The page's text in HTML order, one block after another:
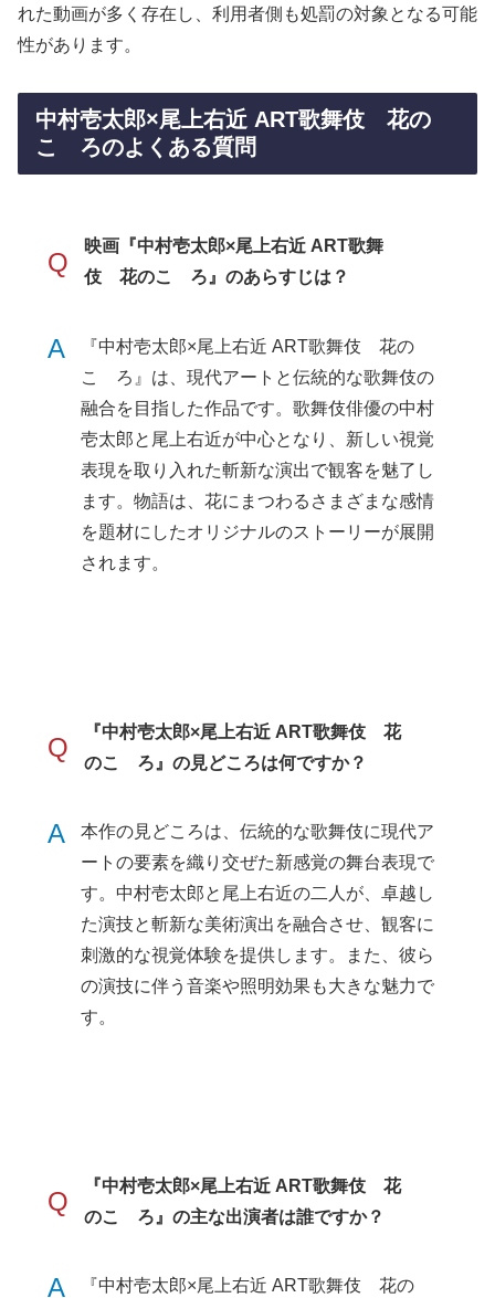
れた動画が多く存在し、利用者側も処罰の対象となる可能
性があります。
中村壱太郎×尾上右近 ART歌舞伎 花の
こゝろのよくある質問
Q
映画『中村壱太郎×尾上右近 ART歌舞
伎 花のこゝろ』のあらすじは？
A
『中村壱太郎×尾上右近 ART歌舞伎 花の
こゝろ』は、現代アートと伝統的な歌舞伎の
融合を目指した作品です。歌舞伎俳優の中村
壱太郎と尾上右近が中心となり、新しい視覚
表現を取り入れた斬新な演出で観客を魅了し
ます。物語は、花にまつわるさまざまな感情
を題材にしたオリジナルのストーリーが展開
されます。
Q
『中村壱太郎×尾上右近 ART歌舞伎 花
のこゝろ』の見どころは何ですか？
A
本作の見どころは、伝統的な歌舞伎に現代ア
ートの要素を織り交ぜた新感覚の舞台表現で
す。中村壱太郎と尾上右近の二人が、卓越し
た演技と斬新な美術演出を融合させ、観客に
刺激的な視覚体験を提供します。また、彼ら
の演技に伴う音楽や照明効果も大きな魅力で
す。
Q
『中村壱太郎×尾上右近 ART歌舞伎 花
のこゝろ』の主な出演者は誰ですか？
A 『中村壱太郎×尾上右近 ART歌舞伎 花の